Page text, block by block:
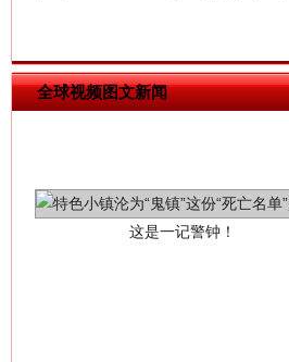
全球视频图文新闻